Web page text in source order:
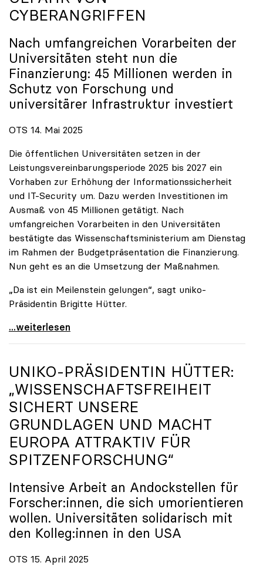
CYBERANGRIFFEN
Nach umfangreichen Vorarbeiten der
Universitäten steht nun die
Finanzierung: 45 Millionen werden in
Schutz von Forschung und
universitärer Infrastruktur investiert
OTS 14. Mai 2025
Die öffentlichen Universitäten setzen in der
Leistungsvereinbarungsperiode 2025 bis 2027 ein
Vorhaben zur Erhöhung der Informationssicherheit
und IT-Security um. Dazu werden Investitionen im
Ausmaß von 45 Millionen getätigt. Nach
umfangreichen Vorarbeiten in den Universitäten
bestätigte das Wissenschaftsministerium am Dienstag
im Rahmen der Budgetpräsentation die Finanzierung.
Nun geht es an die Umsetzung der Maßnahmen.
„Da ist ein Meilenstein gelungen“, sagt uniko-
Präsidentin Brigitte Hütter.
Universitäten wappnen sich gegen zunehmende Gefahr
...weiterlesen
UNIKO-PRÄSIDENTIN HÜTTER:
„WISSENSCHAFTSFREIHEIT
SICHERT UNSERE
GRUNDLAGEN UND MACHT
EUROPA ATTRAKTIV FÜR
SPITZENFORSCHUNG“
Intensive Arbeit an Andockstellen für
Forscher:innen, die sich umorientieren
wollen. Universitäten solidarisch mit
den Kolleg:innen in den USA
OTS 15. April 2025